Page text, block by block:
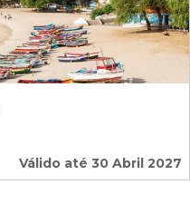
Válido até 30 Abril 2027